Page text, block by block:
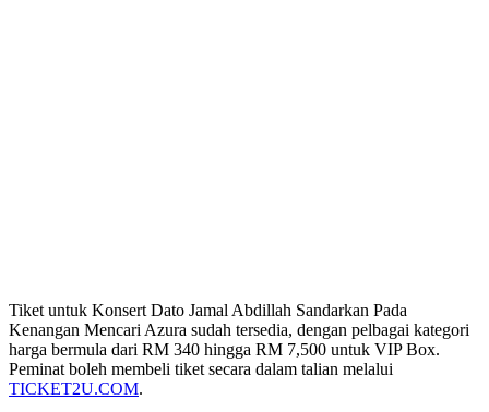
Tiket untuk Konsert Dato Jamal Abdillah Sandarkan Pada
Kenangan Mencari Azura sudah tersedia, dengan pelbagai kategori
harga bermula dari RM 340 hingga RM 7,500 untuk VIP Box.
Peminat boleh membeli tiket secara dalam talian melalui
TICKET2U.COM.